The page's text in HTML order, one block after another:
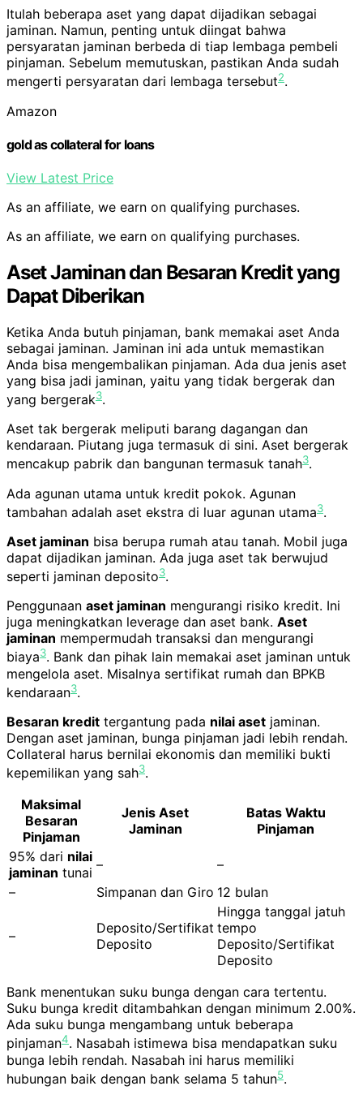
Itulah beberapa aset yang dapat dijadikan sebagai
jaminan. Namun, penting untuk diingat bahwa
persyaratan jaminan berbeda di tiap lembaga pembeli
pinjaman. Sebelum memutuskan, pastikan Anda sudah
mengerti persyaratan dari lembaga tersebut2.
Amazon
gold as collateral for loans
View Latest Price
As an affiliate, we earn on qualifying purchases.
As an affiliate, we earn on qualifying purchases.
Aset Jaminan dan Besaran Kredit yang
Dapat Diberikan
Ketika Anda butuh pinjaman, bank memakai aset Anda
sebagai jaminan. Jaminan ini ada untuk memastikan
Anda bisa mengembalikan pinjaman. Ada dua jenis aset
yang bisa jadi jaminan, yaitu yang tidak bergerak dan
yang bergerak3.
Aset tak bergerak meliputi barang dagangan dan
kendaraan. Piutang juga termasuk di sini. Aset bergerak
mencakup pabrik dan bangunan termasuk tanah3.
Ada agunan utama untuk kredit pokok. Agunan
tambahan adalah aset ekstra di luar agunan utama3.
Aset jaminan bisa berupa rumah atau tanah. Mobil juga
dapat dijadikan jaminan. Ada juga aset tak berwujud
seperti jaminan deposito3.
Penggunaan aset jaminan mengurangi risiko kredit. Ini
juga meningkatkan leverage dan aset bank. Aset
jaminan mempermudah transaksi dan mengurangi
biaya3. Bank dan pihak lain memakai aset jaminan untuk
mengelola aset. Misalnya sertifikat rumah dan BPKB
kendaraan3.
Besaran kredit tergantung pada nilai aset jaminan.
Dengan aset jaminan, bunga pinjaman jadi lebih rendah.
Collateral harus bernilai ekonomis dan memiliki bukti
kepemilikan yang sah3.
Maksimal
Besaran
Pinjaman
Jenis Aset
Jaminan
Batas Waktu
Pinjaman
95% dari nilai
jaminan tunai –
–
–
Simpanan dan Giro 12 bulan
–
Deposito/Sertifikat
Deposito
Hingga tanggal jatuh
tempo
Deposito/Sertifikat
Deposito
Bank menentukan suku bunga dengan cara tertentu.
Suku bunga kredit ditambahkan dengan minimum 2.00%.
Ada suku bunga mengambang untuk beberapa
pinjaman4. Nasabah istimewa bisa mendapatkan suku
bunga lebih rendah. Nasabah ini harus memiliki
hubungan baik dengan bank selama 5 tahun5.